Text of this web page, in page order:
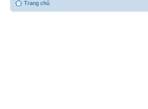
Trang chủ